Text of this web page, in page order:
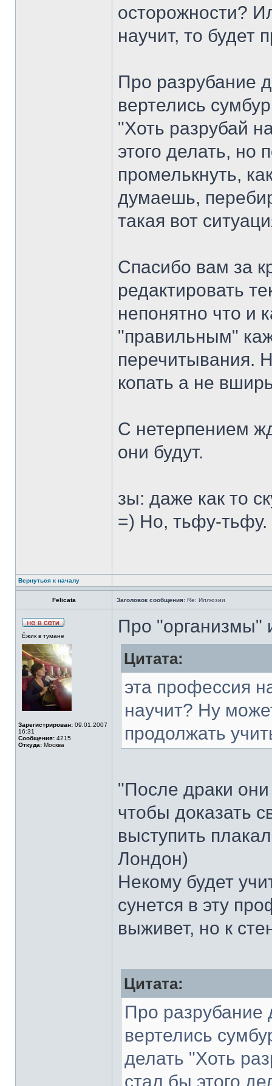
осторожности?
научит, то будет
Про разрубание
вертелись
"Хоть разрубай
этого делать, но
промелькнуть,
думаешь,
такая вот
Спасибо вам за
редактировать
непонятно что и
"правильным"
перечитывания.
копать а не
С нетерпением
они будут.
зы: даже как то
=) Но, тьфу-тьфу.
Вернуться к началу
Felicata Заголовок сообщения: Re: Иллюзии
Ёжик в тумане
Зарегистрирован: 09.01.2007
16:31
Сообщения: 4215
Откуда: Москва
Про "организмы"
Цитата:
эта профессия
научит? Ну
продолжать
"После драки
чтобы доказать
выступить
Лондон)
Некому будет
сунется в эту
выживет, но к
Цитата:
Про разрубание
вертелись
делать "Хоть
стал бы этого